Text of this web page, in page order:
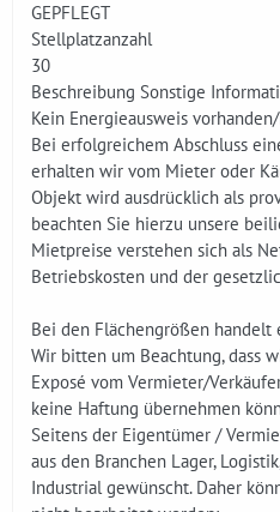
GEPFLEGT
Stellplatzanzahl
30
Beschreibung Sonstige
Kein Energieausweis
Bei erfolgreichem Abschluss
erhalten wir vom Mieter oder
Objekt wird ausdrücklich als
beachten Sie hierzu unsere
Mietpreise verstehen sich als
Betriebskosten und der
Bei den Flächengrößen handelt
Wir bitten um Beachtung, dass
Exposé vom Vermieter/
keine Haftung übernehmen
Seitens der Eigentümer /
aus den Branchen Lager,
Industrial gewünscht. Daher